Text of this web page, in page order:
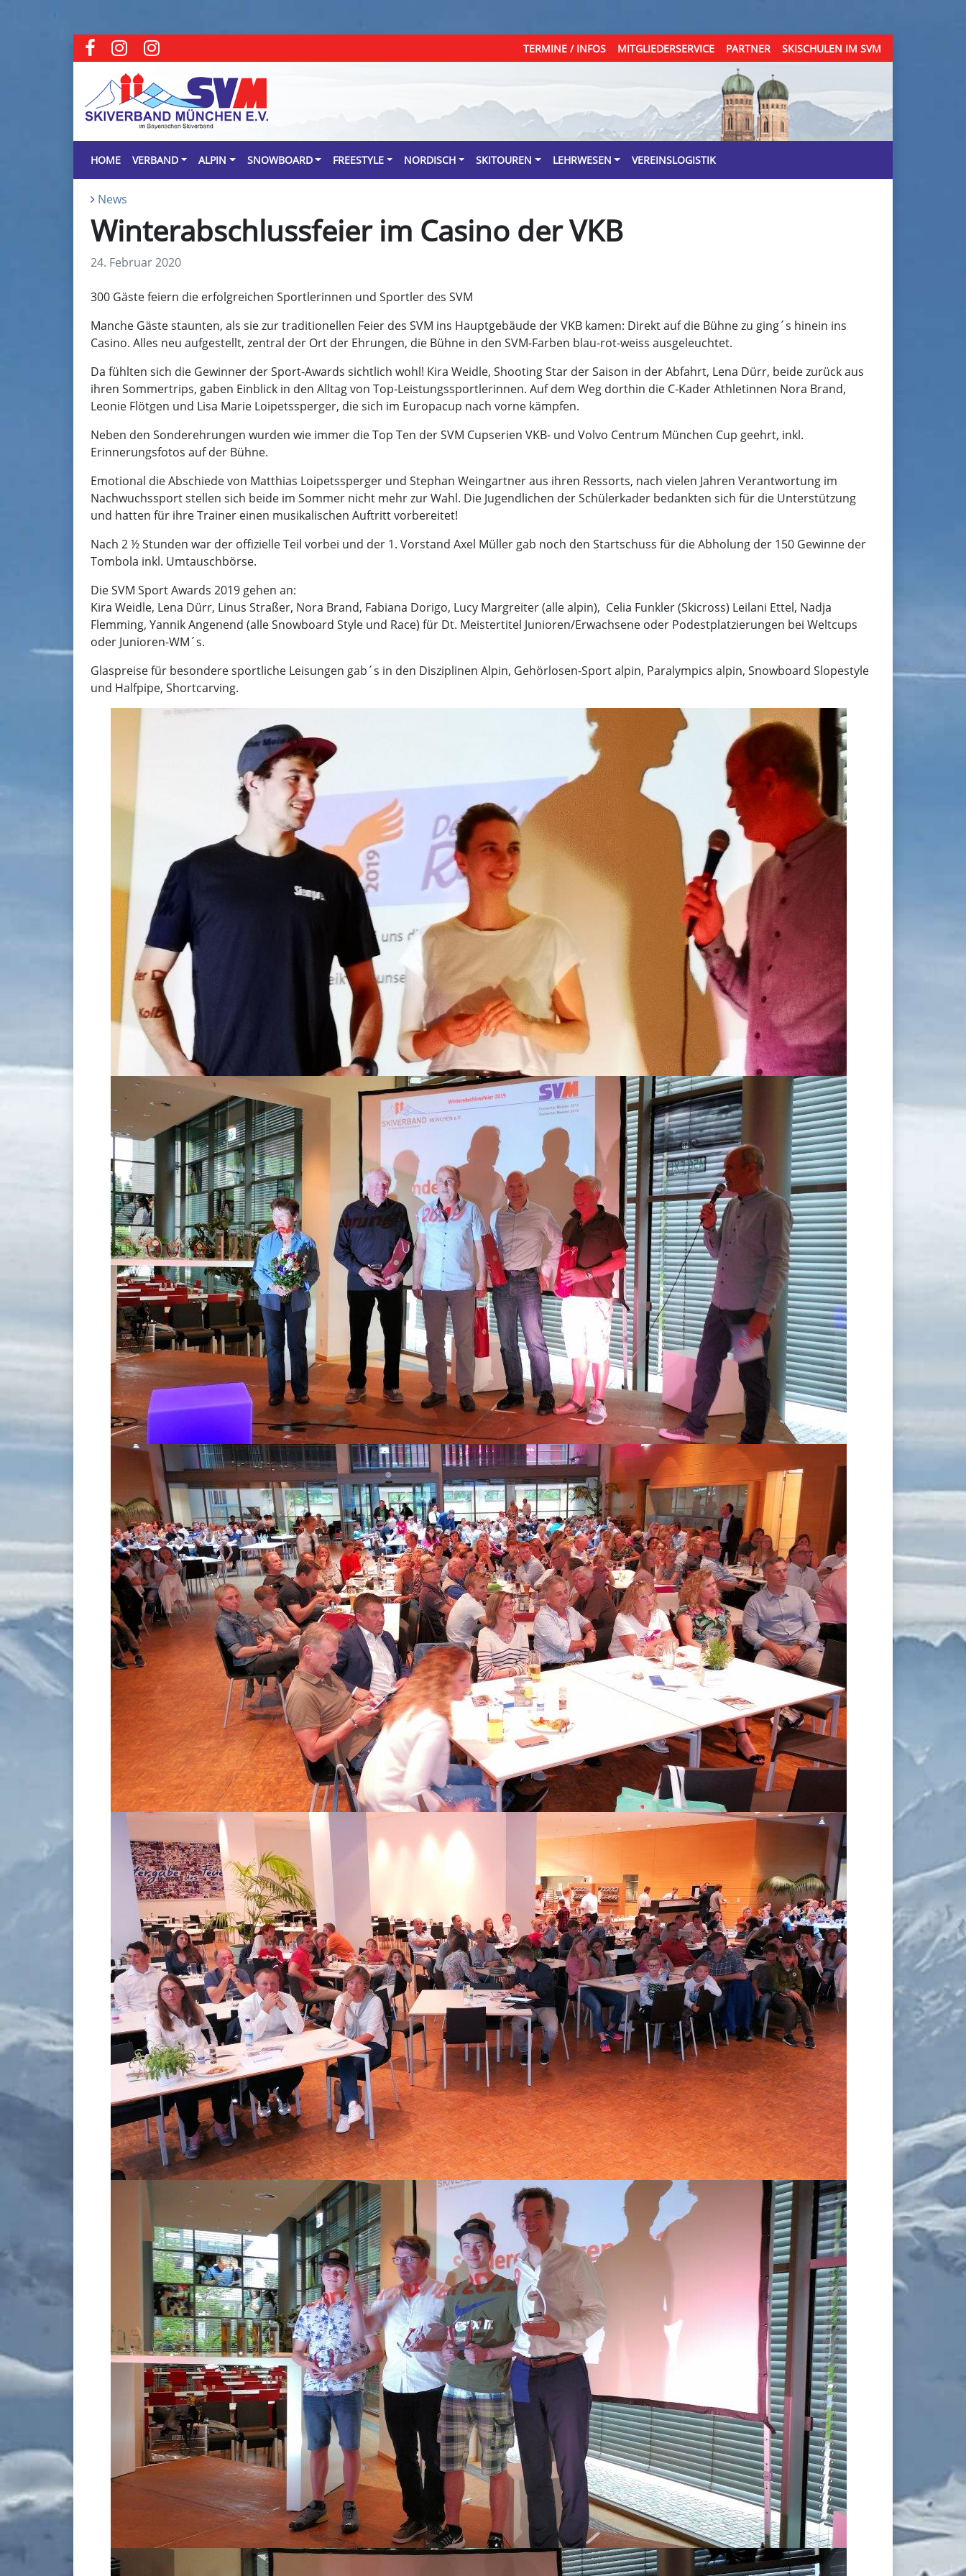
TERMINE / INFOS MITGLIEDERSERVICE PARTNER SKISCHULEN IM SVM
HOME VERBAND ALPIN SNOWBOARD FREESTYLE NORDISCH SKITOUREN LEHRWESEN VEREINSLOGISTIK
News
Winterabschlussfeier im Casino der VKB
24. Februar 2020
300 Gäste feiern die erfolgreichen Sportlerinnen und Sportler des SVM
Manche Gäste staunten, als sie zur traditionellen Feier des SVM ins Hauptgebäude der VKB kamen: Direkt auf die Bühne zu ging´s hinein ins
Casino. Alles neu aufgestellt, zentral der Ort der Ehrungen, die Bühne in den SVM-Farben blau-rot-weiss ausgeleuchtet.
Da fühlten sich die Gewinner der Sport-Awards sichtlich wohl! Kira Weidle, Shooting Star der Saison in der Abfahrt, Lena Dürr, beide zurück aus
ihren Sommertrips, gaben Einblick in den Alltag von Top-Leistungssportlerinnen. Auf dem Weg dorthin die C-Kader Athletinnen Nora Brand,
Leonie Flötgen und Lisa Marie Loipetssperger, die sich im Europacup nach vorne kämpfen.
Neben den Sonderehrungen wurden wie immer die Top Ten der SVM Cupserien VKB- und Volvo Centrum München Cup geehrt, inkl.
Erinnerungsfotos auf der Bühne.
Emotional die Abschiede von Matthias Loipetssperger und Stephan Weingartner aus ihren Ressorts, nach vielen Jahren Verantwortung im
Nachwuchssport stellen sich beide im Sommer nicht mehr zur Wahl. Die Jugendlichen der Schülerkader bedankten sich für die Unterstützung
und hatten für ihre Trainer einen musikalischen Auftritt vorbereitet!
Nach 2 ½ Stunden war der offizielle Teil vorbei und der 1. Vorstand Axel Müller gab noch den Startschuss für die Abholung der 150 Gewinne der
Tombola inkl. Umtauschbörse.
Die SVM Sport Awards 2019 gehen an:
Kira Weidle, Lena Dürr, Linus Straßer, Nora Brand, Fabiana Dorigo, Lucy Margreiter (alle alpin), Celia Funkler (Skicross) Leilani Ettel, Nadja
Flemming, Yannik Angenend (alle Snowboard Style und Race) für Dt. Meistertitel Junioren/Erwachsene oder Podestplatzierungen bei Weltcups
oder Junioren-WM´s.
Glaspreise für besondere sportliche Leisungen gab´s in den Disziplinen Alpin, Gehörlosen-Sport alpin, Paralympics alpin, Snowboard Slopestyle
und Halfpipe, Shortcarving.